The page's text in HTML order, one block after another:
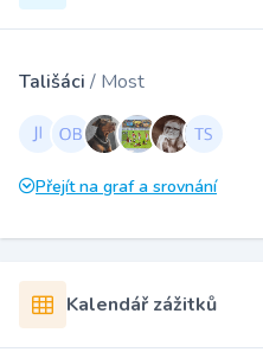
Tališáci / Most
Přejít na graf a srovnání
Kalendář zážitků